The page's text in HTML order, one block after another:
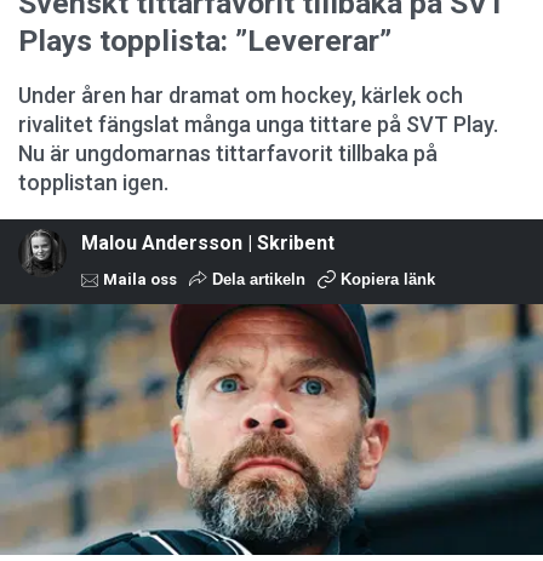
Plays topplista: ”Levererar”
Under åren har dramat om hockey, kärlek och
rivalitet fängslat många unga tittare på SVT Play.
Nu är ungdomarnas tittarfavorit tillbaka på
topplistan igen.
Malou Andersson | Skribent
Maila oss Dela artikeln Kopiera länk